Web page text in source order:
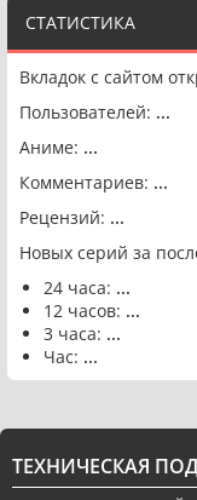
СТАТИСТИКА
Вкладок с сайтом
Пользователей: ...
Аниме: ...
Комментариев: ...
Рецензий: ...
Новых серий за
24 часа: ...
12 часов: ...
3 часа: ...
Час: ...
ТЕХНИЧЕСКАЯ